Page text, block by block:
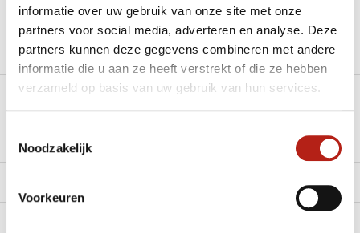
informatie over uw gebruik van onze site met onze
partners voor social media, adverteren en analyse. Deze
partners kunnen deze gegevens combineren met andere
informatie die u aan ze heeft verstrekt of die ze hebben
verzameld op basis van uw gebruik van hun services.
Noodzakelijk
Voorkeuren
Stel je vraag in de Chat voor een snel antwoord 24/7
Stel je vraag
Groot aantal nodig?
Reviews